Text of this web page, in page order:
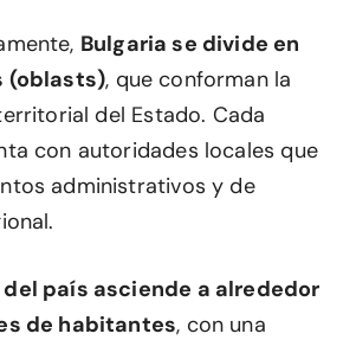
Bulgaria se divide en
(oblasts), que conforman la
del Estado. Cada
con autoridades locales que
administrativos y de
país asciende a alrededor
de habitantes, con una